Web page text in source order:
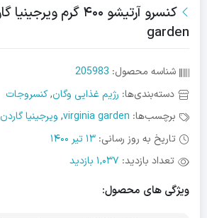
garden
شناسه محصول: 205983
دسته‌بندی‌ها: رژیم غذایی وگان,کنسروجات
برچسب‌ها: virginia garden
, ویرجینیا گاردن
تاریخ به روز رسانی: 13 تیر 1400
تعداد بازدید: 1,037 بازدید
ویژگی های محصول: